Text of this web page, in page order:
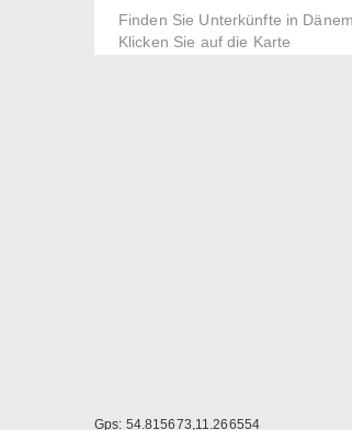
Finden Sie Unterkünfte in
Klicken Sie auf die Karte
Gps: 54.815673,11.266554